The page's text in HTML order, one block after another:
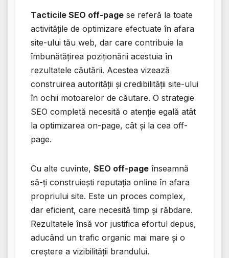
Tacticile SEO off-page se referă la toate
activitățile de optimizare efectuate în afara
site-ului tău web, dar care contribuie la
îmbunătățirea poziționării acestuia în
rezultatele căutării. Acestea vizează
construirea autorității și credibilității site-ului
în ochii motoarelor de căutare. O strategie
SEO completă necesită o atenție egală atât
la optimizarea on-page, cât și la cea off-
page.
Cu alte cuvinte, SEO off-page înseamnă
să-ți construiești reputația online în afara
propriului site. Este un proces complex,
dar eficient, care necesită timp și răbdare.
Rezultatele însă vor justifica efortul depus,
aducând un trafic organic mai mare și o
creștere a vizibilității brandului.